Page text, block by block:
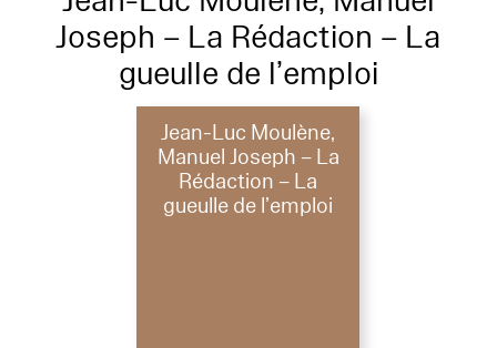
Joseph – La Rédaction – La
gueulle de l’emploi
Jean-Luc Moulène,
Manuel Joseph – La
Rédaction – La
gueulle de l’emploi